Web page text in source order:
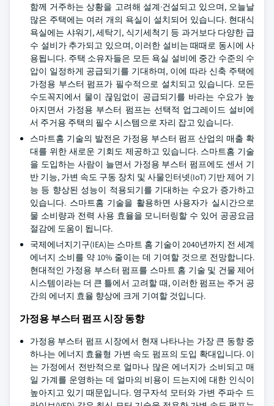
함께 거주하는 상황을 고려해 설계·건설되고 있으며, 오늘날
많은 주택에는 여러 개의 욕실이 설치되어 있습니다. 현대식
욕실에는 샤워기, 세탁기, 식기세척기 등 과거보다 다양한 급
수 설비가 추가되고 있으며, 이러한 설비는 때때로 동시에 사
용됩니다. 주택 소유자들은 모든 욕실 설비에 중간 수준의 수
압이 일정하게 공급되기를 기대하며, 이에 따라 신축 주택에
가정용 부스터 펌프가 필수적으로 설치되고 있습니다. 모든
수도꼭지에서 물이 끊임없이 공급되기를 바라는 수요가 높
아지면서 가정용 부스터 펌프는 선택적 업그레이드 설비에
서 주거용 주택의 필수 시스템으로 자리 잡고 있습니다.
스마트홈 기술의 발전은 가정용 부스터 펌프 산업의 매출 확
대를 위한 새로운 기회도 제공하고 있습니다. 스마트홈 기술
을 도입하는 사람이 늘면서 가정용 부스터 펌프에도 센서 기
반 기능, 가변 속도 구동 장치 및 사물인터넷(IoT) 기반 제어 기
능 등 향상된 성능이 적용되기를 기대하는 수요가 증가하고
있습니다. 스마트홈 기술을 활용하면 사용자가 실시간으로
물 소비량과 전력 사용 효율을 모니터링할 수 있어 공공요금
절감에 도움이 됩니다.
국제에너지기구(IEA)는 스마트 홈 기술이 2040년까지 전 세계
에너지 소비를 약 10% 줄이는 데 기여할 것으로 전망합니다.
현대적인 가정용 부스터 펌프를 스마트 홈 기술 및 건물 제어
시스템이라는 더 큰 틀에서 고려할 때, 이러한 펌프는 주거 공
간의 에너지 효율 향상에 크게 기여할 것입니다.
가정용 부스터 펌프 시장 동향
가정용 부스터 펌프 시장에서 현재 나타나는 가장 큰 동향 중
하나는 에너지 효율형 가변 속도 펌프의 도입 확대입니다. 이
는 가정에서 전반적으로 얼마나 많은 에너지가 소비되고 매
일 가계를 운영하는 데 얼마의 비용이 드는지에 대한 인식이
높아지고 있기 때문입니다. 영구자석 모터와 가변 주파수 드